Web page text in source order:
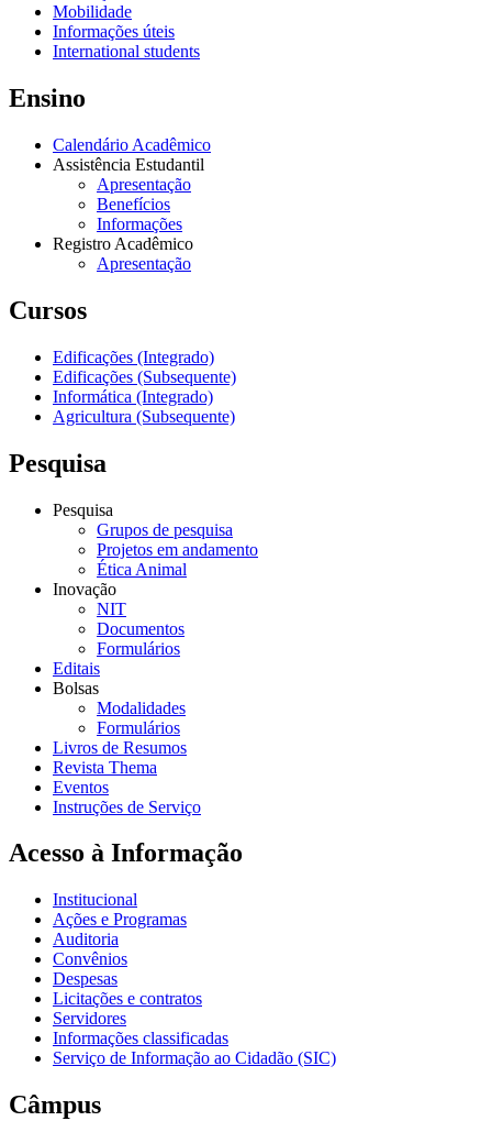
Mobilidade
Informações úteis
International students
Ensino
Calendário Acadêmico
Assistência Estudantil
Apresentação
Benefícios
Informações
Registro Acadêmico
Apresentação
Cursos
Edificações (Integrado)
Edificações (Subsequente)
Informática (Integrado)
Agricultura (Subsequente)
Pesquisa
Pesquisa
Grupos de pesquisa
Projetos em andamento
Ética Animal
Inovação
NIT
Documentos
Formulários
Editais
Bolsas
Modalidades
Formulários
Livros de Resumos
Revista Thema
Eventos
Instruções de Serviço
Acesso à Informação
Institucional
Ações e Programas
Auditoria
Convênios
Despesas
Licitações e contratos
Servidores
Informações classificadas
Serviço de Informação ao Cidadão (SIC)
Câmpus